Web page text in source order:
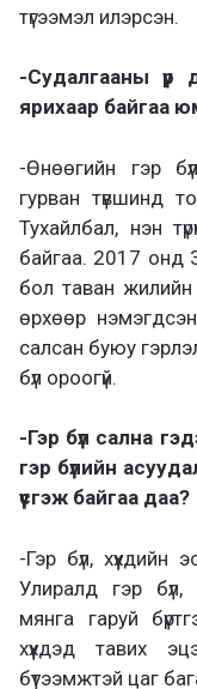
түгээмэл илэрсэн.
-Судалгааны үр
ярихаар байгаа
-Өнөөгийн гэр
гурван түвшинд
Тухайлбал, нэн
байгаа. 2017 онд
бол таван
өрхөөр
салсан буюу
бүл ороогүй.
-Гэр бүл сална
гэр бүлийн
үүсгэж байгаа даа?
-Гэр бүл, хүүхдийн
Улиралд гэр бүл,
мянга гаруй
хүүхдэд тавих
бүтээмжтэй цаг